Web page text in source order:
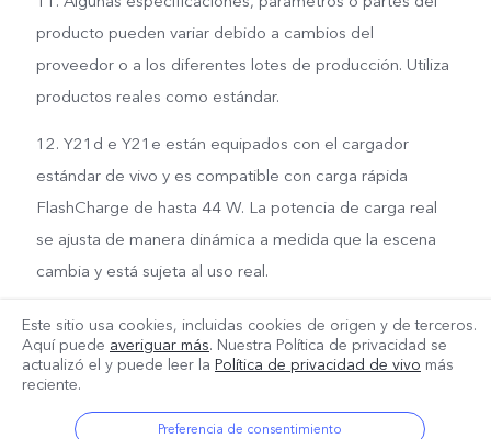
producto pueden variar debido a cambios del
proveedor o a los diferentes lotes de producción. Utiliza
productos reales como estándar.
12. Y21d e Y21e están equipados con el cargador
estándar de vivo y es compatible con carga rápida
FlashCharge de hasta 44 W. La potencia de carga real
se ajusta de manera dinámica a medida que la escena
cambia y está sujeta al uso real.
Este sitio usa cookies, incluidas cookies de origen y de terceros.
Aquí puede averiguar más. Nuestra Política de privacidad se
actualizó el y puede leer la Política de privacidad de vivo más
reciente.
Preferencia de consentimiento